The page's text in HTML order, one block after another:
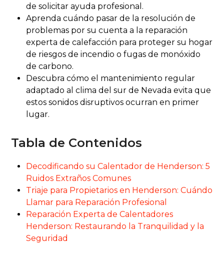
de solicitar ayuda profesional.
Aprenda cuándo pasar de la resolución de
problemas por su cuenta a la reparación
experta de calefacción para proteger su hogar
de riesgos de incendio o fugas de monóxido
de carbono.
Descubra cómo el mantenimiento regular
adaptado al clima del sur de Nevada evita que
estos sonidos disruptivos ocurran en primer
lugar.
Tabla de Contenidos
Decodificando su Calentador de Henderson: 5
Ruidos Extraños Comunes
Triaje para Propietarios en Henderson: Cuándo
Llamar para Reparación Profesional
Reparación Experta de Calentadores
Henderson: Restaurando la Tranquilidad y la
Seguridad